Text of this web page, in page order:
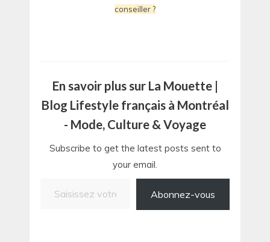
conseiller ?
En savoir plus sur La Mouette |
Blog Lifestyle français à Montréal
- Mode, Culture & Voyage
Subscribe to get the latest posts sent to
your email.
Abonnez-vous